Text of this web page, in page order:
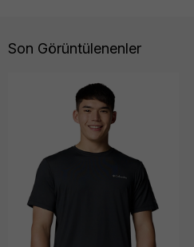
Son Görüntülenenler